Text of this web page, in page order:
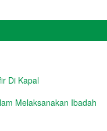
Di Kapal
Melaksanakan Ibadah